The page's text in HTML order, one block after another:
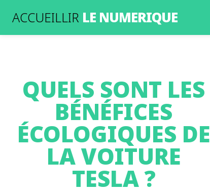
ACCUEILLIR LE NUMERIQUE
QUELS SONT LES
BÉNÉFICES
ÉCOLOGIQUES DE
LA VOITURE
TESLA ?